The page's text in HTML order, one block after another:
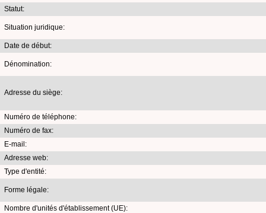
Statut:
Situation juridique:
Date de début:
Dénomination:
Adresse du siège:
Numéro de téléphone:
Numéro de fax:
E-mail:
Adresse web:
Type d'entité:
Forme légale:
Nombre d'unités d'établissement (UE):